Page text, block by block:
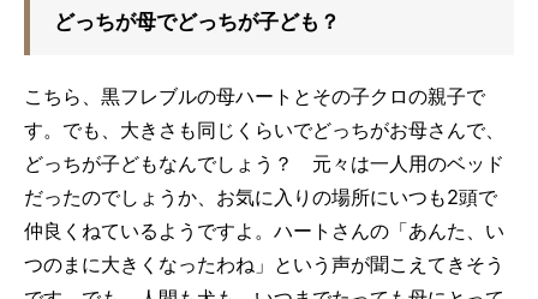
どっちが母でどっちが子ども？
こちら、黒フレブルの母ハートとその子クロの親子で
す。でも、大きさも同じくらいでどっちがお母さんで、
どっちが子どもなんでしょう？ 元々は一人用のベッド
だったのでしょうか、お気に入りの場所にいつも2頭で
仲良くねているようですよ。ハートさんの「あんた、い
つのまに大きくなったわね」という声が聞こえてきそう